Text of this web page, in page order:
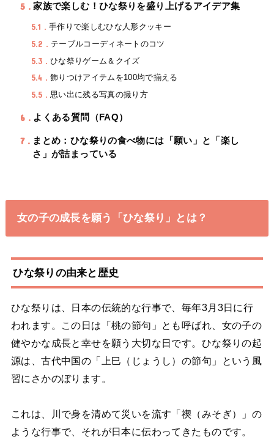
5 家族で楽しむ！ひな祭りを盛り上げるアイデア集
5.1 手作りで楽しむひな人形クッキー
5.2 テーブルコーディネートのコツ
5.3 ひな祭りゲーム＆クイズ
5.4 飾りつけアイテムを100均で揃える
5.5 思い出に残る写真の撮り方
6 よくある質問（FAQ）
7
まとめ：ひな祭りの食べ物には「願い」と「楽し
さ」が詰まっている
女の子の成長を願う「ひな祭り」とは？
ひな祭りの由来と歴史
ひな祭りは、日本の伝統的な行事で、毎年3月3日に行
われます。この日は「桃の節句」とも呼ばれ、女の子の
健やかな成長と幸せを願う大切な日です。ひな祭りの起
源は、古代中国の「上巳（じょうし）の節句」という風
習にさかのぼります。
これは、川で身を清めて災いを流す「禊（みそぎ）」の
ような行事で、それが日本に伝わってきたものです。